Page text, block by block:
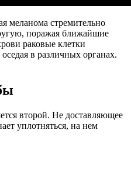
меланома стремительно
поражая ближайшие
раковые клетки
в различных органах.
второй. Не доставляющее
уплотняться, на нем